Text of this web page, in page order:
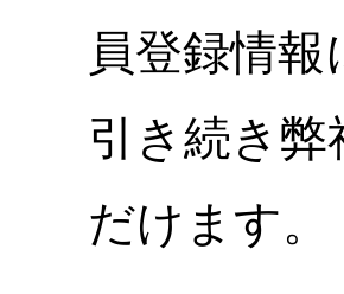
員登録情
引き続き
だけます。